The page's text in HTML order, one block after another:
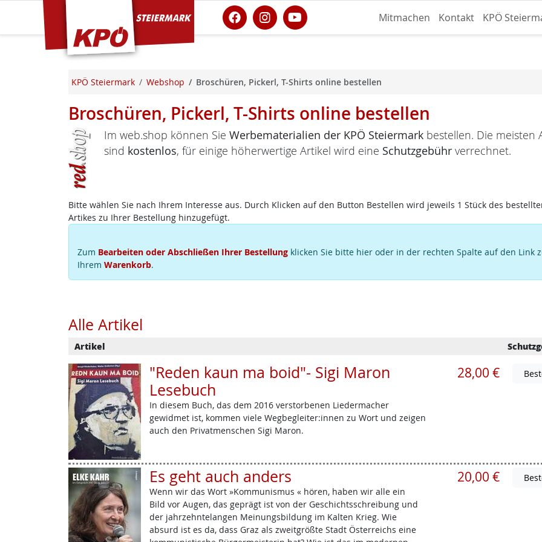
KPÖ Steiermark Mitmachen Kontakt KPÖ
KPÖ Steiermark Webshop Broschüren, Pickerl, T-Shirts online bestellen
Broschüren, Pickerl, T-Shirts online bestellen
Im web.shop können Sie Werbematerialien der KPÖ Steiermarkbestellen. Die meisten
sind kostenlos, für einige höherwertige Artikel wird eine Schutzgebührverrechnet.
Bitte wählen Sie nach Ihrem Interesse aus. Durch Klicken auf den Button Bestellen wird jeweils 1 Stück des
Artikes zu Ihrer Bestellung hinzugefügt.
Zum Bearbeiten oder Abschließen Ihrer Bestellungklicken Sie bitte hier oder in der rechten Spalte auf den Link
Ihrem Warenkorb.
Alle Artikel
Artikel
"Reden kaun ma boid"- Sigi Maron
Lesebuch
In diesem Buch, das dem 2016 verstorbenen Liedermacher
gewidmet ist, kommen viele Wegbegleiter:innen zu Wort und zeigen
auch den Privatmenschen Sigi Maron.
28,00 €
Es geht auch anders
Wenn wir das Wort »Kommunismus « hören, haben wir alle ein
Bild vor Augen, das geprägt ist von der Geschichtsschreibung und
der jahrzehntelangen Meinungsbildung im Kalten Krieg. Wie
absurd ist es da, dass Graz als zweitgrößte Stadt Österreichs eine
20,00 €